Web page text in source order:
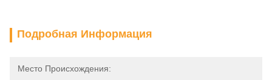
Подробная Информация
Место Происхождения: